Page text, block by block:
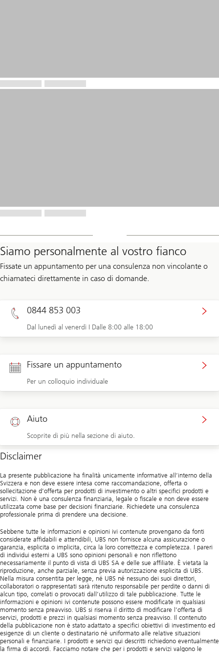
Siamo personalmente al vostro fianco
Fissate un appuntamento per una consulenza non vincolante o
chiamateci direttamente in caso di domande.
0844 853 003
Dal lunedì al venerdì I Dalle 8:00 alle 18:00
Fissare un appuntamento
Per un colloquio individuale
Aiuto
Scoprite di più nella sezione di aiuto.
Disclaimer
La presente pubblicazione ha finalità unicamente informative all’interno della
Svizzera e non deve essere intesa come raccomandazione, offerta o
sollecitazione d’offerta per prodotti di investimento o altri specifici prodotti e
servizi. Non è una consulenza finanziaria, legale o fiscale e non deve essere
utilizzata come base per decisioni finanziarie. Richiedete una consulenza
professionale prima di prendere una decisione.
Sebbene tutte le informazioni e opinioni ivi contenute provengano da fonti
considerate affidabili e attendibili, UBS non fornisce alcuna assicurazione o
garanzia, esplicita o implicita, circa la loro correttezza e completezza. I pareri
di individui esterni a UBS sono opinioni personali e non riflettono
necessariamente il punto di vista di UBS SA e delle sue affiliate. È vietata la
riproduzione, anche parziale, senza previa autorizzazione esplicita di UBS.
Nella misura consentita per legge, né UBS né nessuno dei suoi direttori,
collaboratori o rappresentati sarà ritenuto responsabile per perdite o danni di
alcun tipo, correlati o provocati dall’utilizzo di tale pubblicazione. Tutte le
informazioni e opinioni ivi contenute possono essere modificate in qualsiasi
momento senza preavviso. UBS si riserva il diritto di modificare l’offerta di
servizi, prodotti e prezzi in qualsiasi momento senza preavviso. Il contenuto
della pubblicazione non è stato adattato a specifici obiettivi di investimento ed
esigenze di un cliente o destinatario né uniformato alle relative situazioni
personali e finanziarie. I prodotti e servizi qui descritti richiedono eventualmente
la firma di accordi. Facciamo notare che per i prodotti e servizi valgono le